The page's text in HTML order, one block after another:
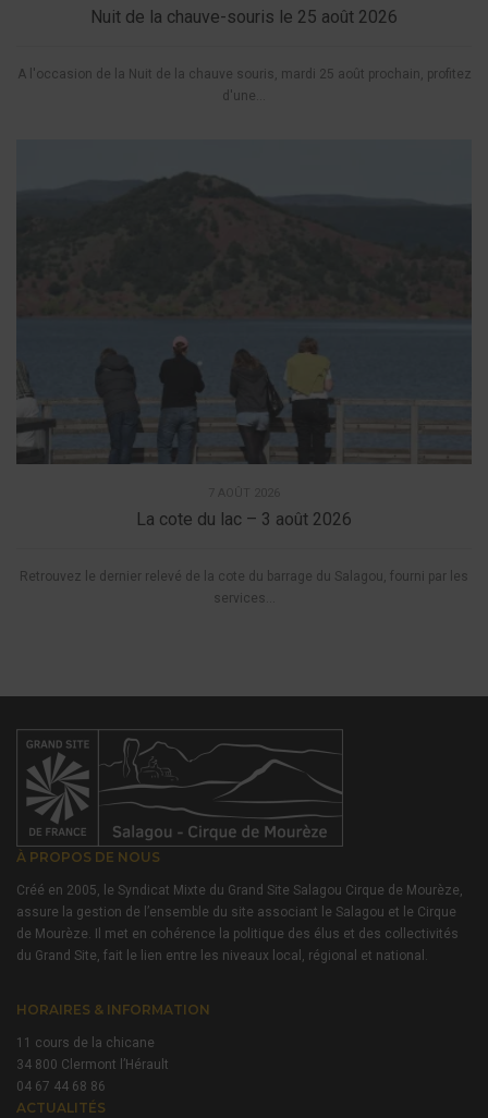
Nuit de la chauve-souris le 25 août 2026
A l'occasion de la Nuit de la chauve souris, mardi 25 août prochain, profitez
d'une...
La cote du lac – 3 août 2026
Retrouvez le dernier relevé de la cote du barrage du Salagou, fourni par les
services...
À PROPOS DE NOUS
Créé en 2005, le Syndicat Mixte du Grand Site Salagou Cirque de Mourèze,
assure la gestion de l’ensemble du site associant le Salagou et le Cirque
de Mourèze. Il met en cohérence la politique des élus et des collectivités
du Grand Site, fait le lien entre les niveaux local, régional et national.
HORAIRES & INFORMATION
11 cours de la chicane
34 800 Clermont l’Hérault
04 67 44 68 86
ACTUALITÉS